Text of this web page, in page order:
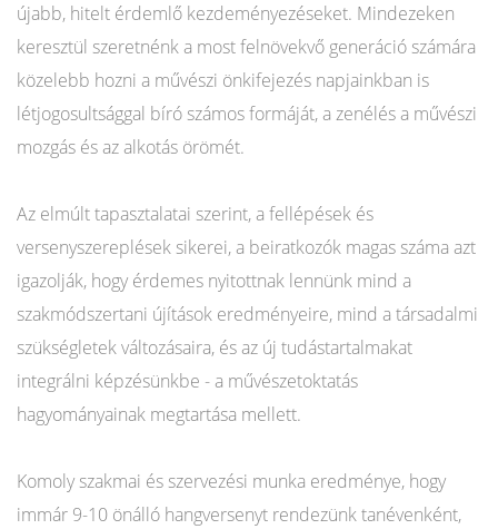
újabb, hitelt érdemlő kezdeményezéseket. Mindezeken
keresztül szeretnénk a most felnövekvő generáció számára
közelebb hozni a művészi önkifejezés napjainkban is
létjogosultsággal bíró számos formáját, a zenélés a művészi
mozgás és az alkotás örömét.
Az elmúlt tapasztalatai szerint, a fellépések és
versenyszereplések sikerei, a beiratkozók magas száma azt
igazolják, hogy érdemes nyitottnak lennünk mind a
szakmódszertani újítások eredményeire, mind a társadalmi
szükségletek változásaira, és az új tudástartalmakat
integrálni képzésünkbe - a művészetoktatás
hagyományainak megtartása mellett.
Komoly szakmai és szervezési munka eredménye, hogy
immár 9-10 önálló hangversenyt rendezünk tanévenként,